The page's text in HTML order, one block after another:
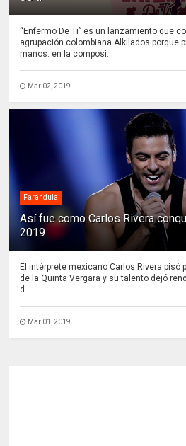
“Enfermo De Ti” es un lanzamiento que
agrupación colombiana Alkilados porque
manos: en la composi...
Mar 02, 2019
Farándula
Así fue como Carlos Rivera
2019
El intérprete mexicano Carlos Rivera pisó
de la Quinta Vergara y su talento dejó
d...
Mar 01, 2019